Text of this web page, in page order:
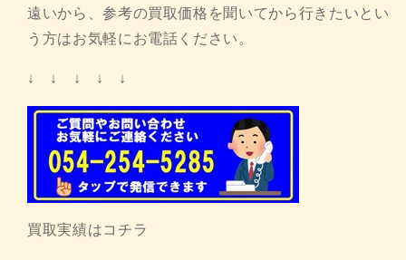
遠いから、参考の買取価格を聞いてから行きたいとい
う方はお気軽にお電話ください。
↓ ↓ ↓ ↓ ↓
買取実績はコチラ